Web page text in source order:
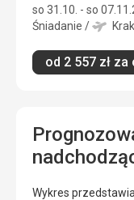
so 31.10. - so
Śniadanie /
od 2 557 zł za
Wykres